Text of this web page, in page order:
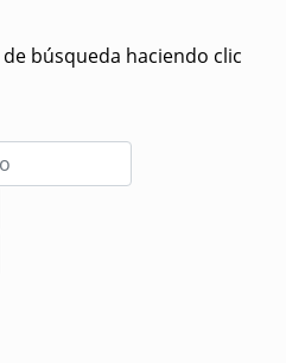
búsqueda haciendo clic